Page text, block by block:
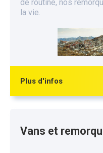
de routine, nos
la vie.
Plus d'infos
Vans et